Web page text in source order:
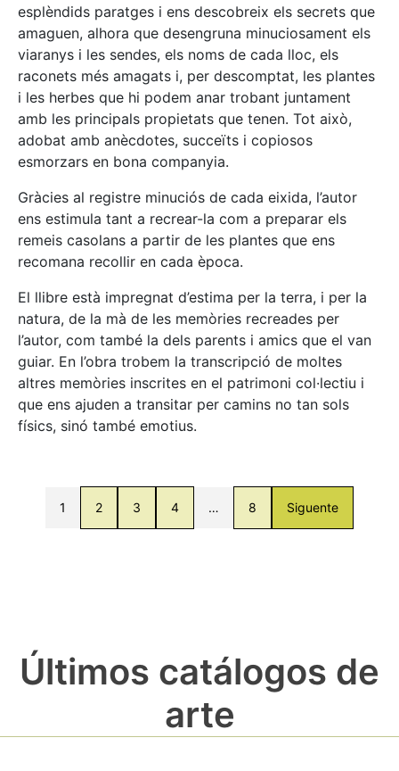
esplèndids paratges i ens descobreix els secrets que
amaguen, alhora que desengruna minuciosament els
viaranys i les sendes, els noms de cada lloc, els
raconets més amagats i, per descomptat, les plantes
i les herbes que hi podem anar trobant juntament
amb les principals propietats que tenen. Tot això,
adobat amb anècdotes, succeïts i copiosos
esmorzars en bona companyia.
Gràcies al registre minuciós de cada eixida, l’autor
ens estimula tant a recrear-la com a preparar els
remeis casolans a partir de les plantes que ens
recomana recollir en cada època.
El llibre està impregnat d’estima per la terra, i per la
natura, de la mà de les memòries recreades per
l’autor, com també la dels parents i amics que el van
guiar. En l’obra trobem la transcripció de moltes
altres memòries inscrites en el patrimoni col·lectiu i
que ens ajuden a transitar per camins no tan sols
físics, sinó també emotius.
1 2 3 4 … 8 Siguente
Últimos catálogos de
arte